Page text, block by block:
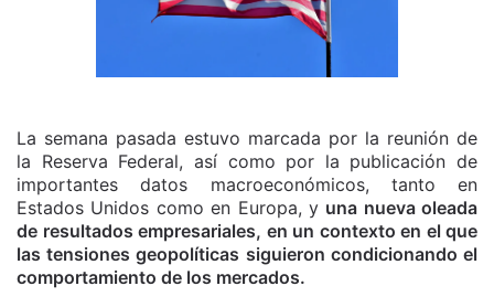
La semana pasada estuvo marcada por la reunión de
la Reserva Federal, así como por la publicación de
importantes datos macroeconómicos, tanto en
Estados Unidos como en Europa, y una nueva oleada
de resultados empresariales, en un contexto en el que
las tensiones geopolíticas siguieron condicionando el
comportamiento de los mercados.